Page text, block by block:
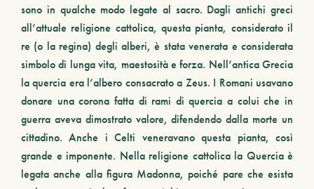
sono in qualche modo legate al sacro. Dagli antichi greci
all’attuale religione cattolica, questa pianta, considerato il
re (o la regina) degli alberi, è stata venerata e considerata
simbolo di lunga vita, maestosità e forza. Nell’antica Grecia
la quercia era l’albero consacrato a Zeus. I Romani usavano
donare una corona fatta di rami di quercia a colui che in
guerra aveva dimostrato valore, difendendo dalla morte un
cittadino. Anche i Celti veneravano questa pianta, così
grande e imponente. Nella religione cattolica la Querciaè
legata anche alla figura Madonna, poiché pare che esista